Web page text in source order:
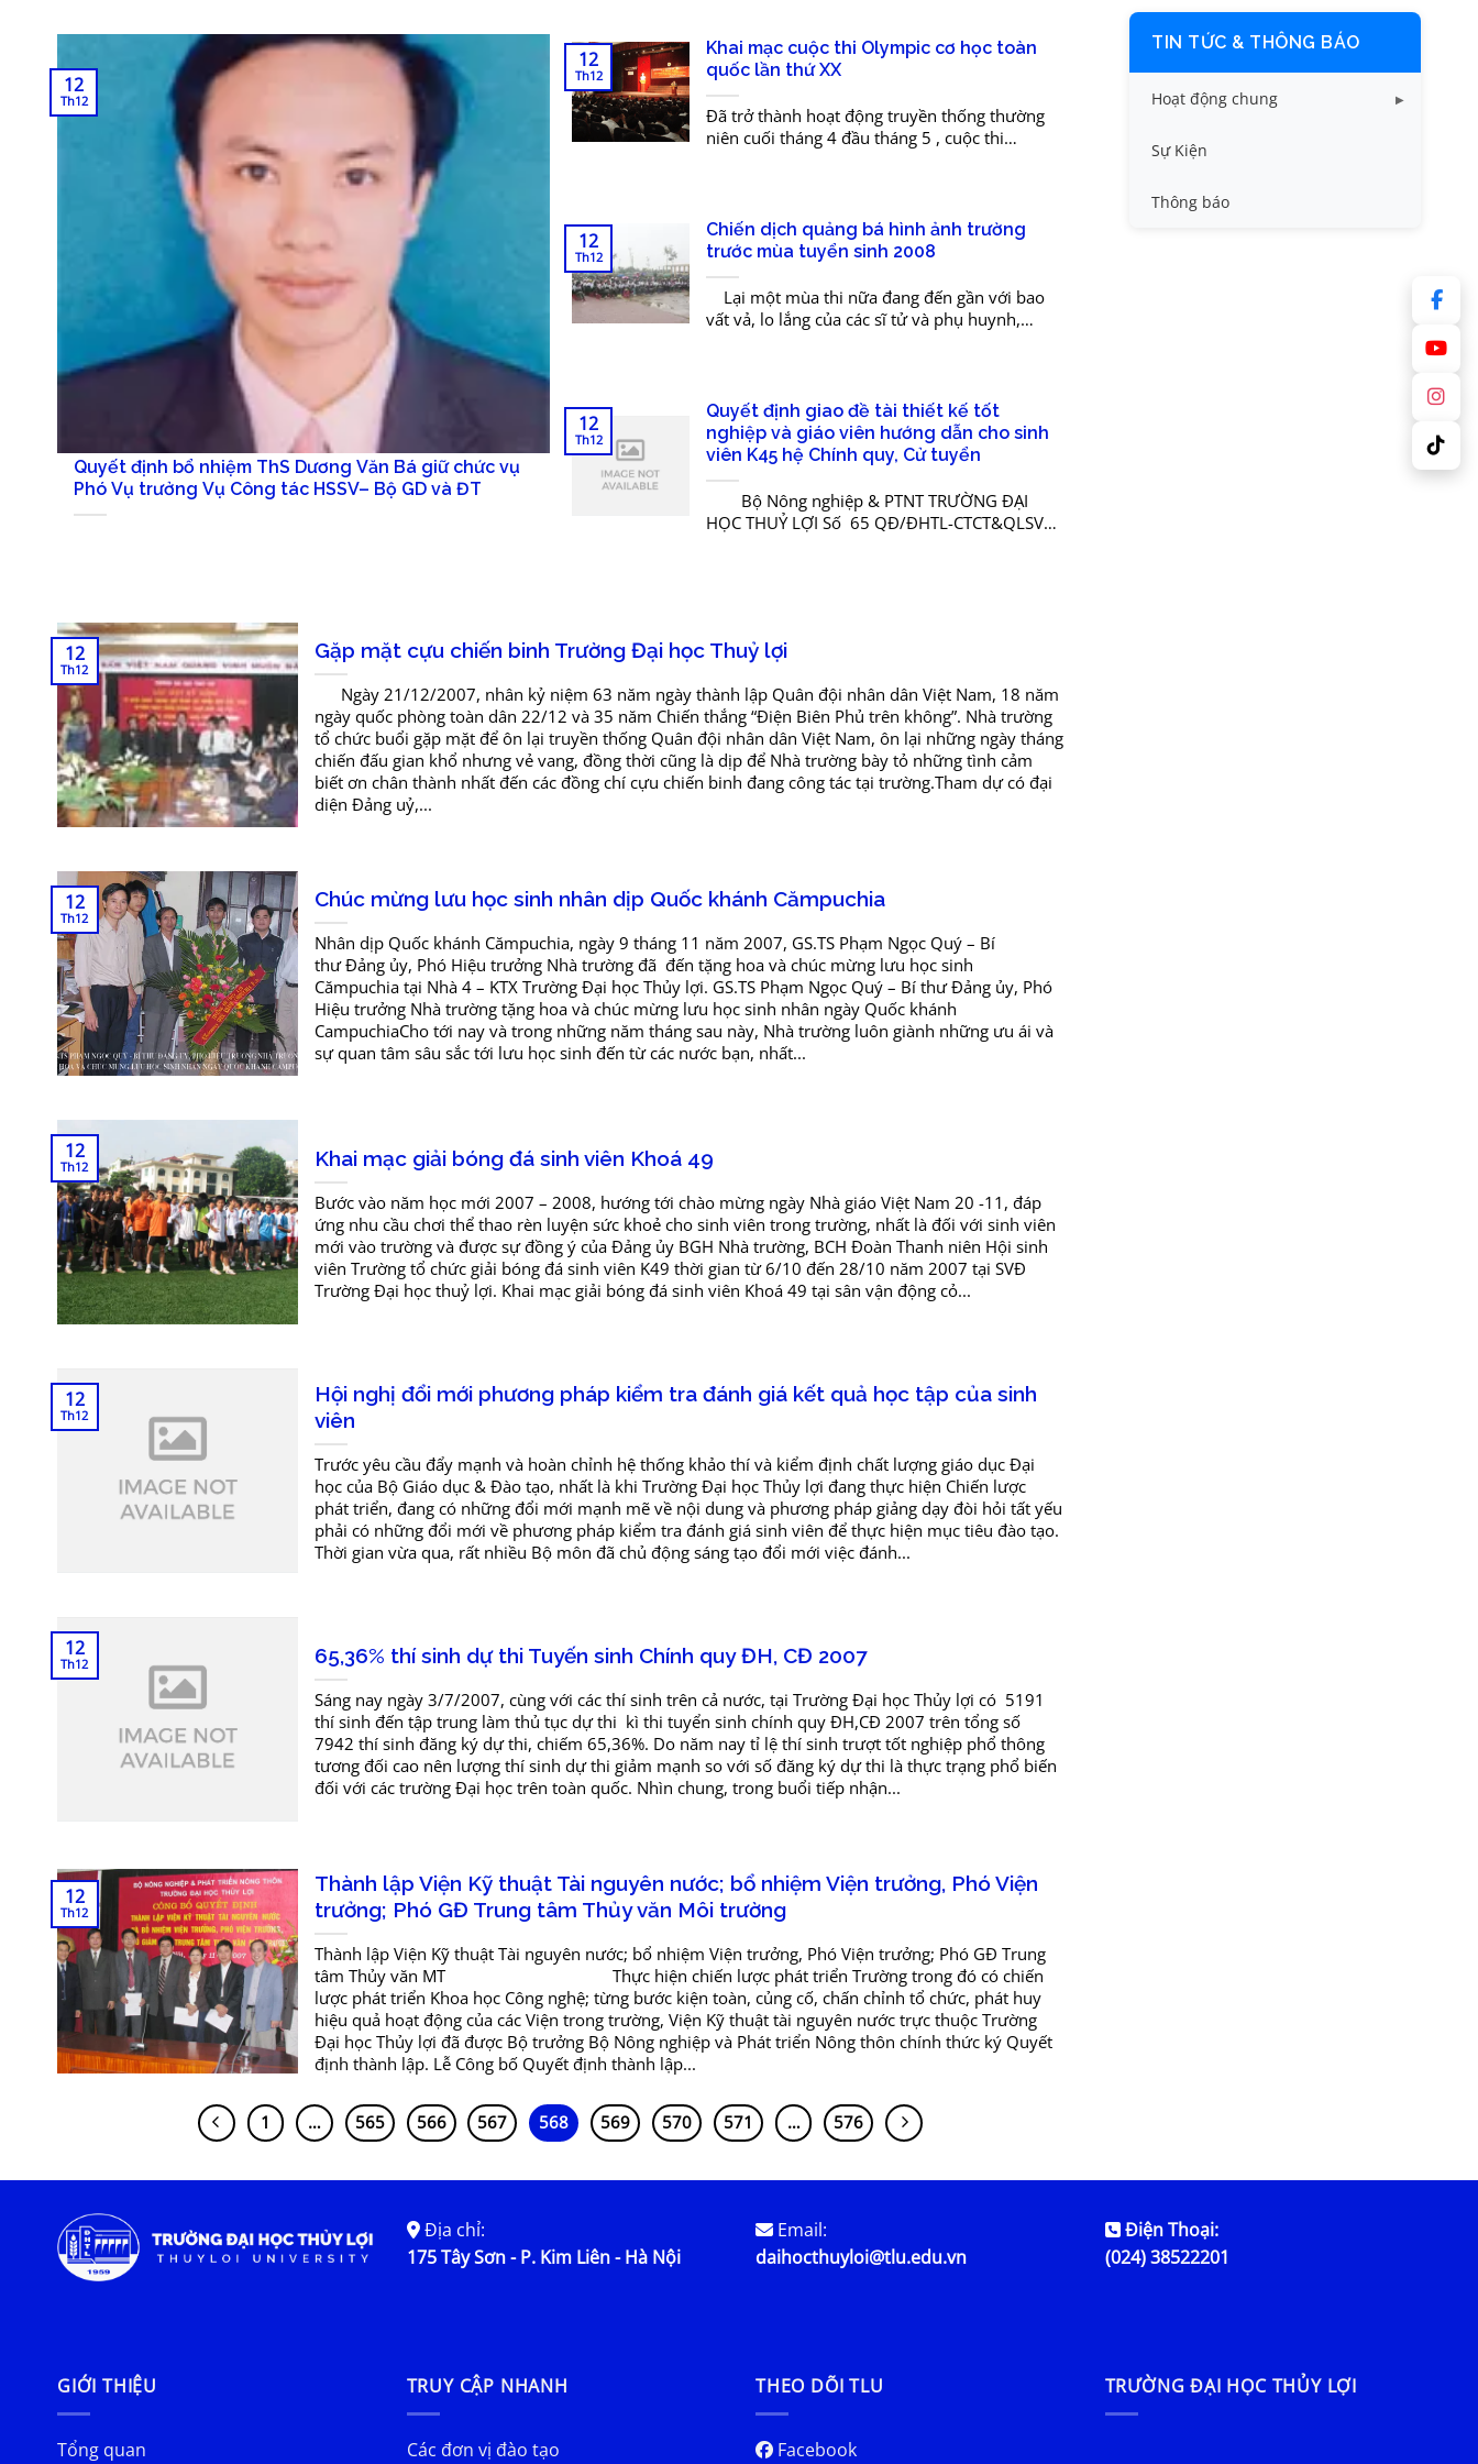
Quyết định bổ nhiệm ThS Dương Văn Bá giữ chức vụ
Phó Vụ trưởng Vụ Công tác HSSV– Bộ GD và ĐT
12
Th12
Khai mạc cuộc thi Olympic cơ học toàn
quốc lần thứ XX
Đã trở thành hoạt động truyền thống thường
niên cuối tháng 4 đầu tháng 5 , cuộc thi
12
Th12
Chiến dịch quảng bá hình ảnh trường
trước mùa tuyển sinh 2008
Lại một mùa thi nữa đang đến gần với bao
vất vả, lo lắng của các sĩ tử và phụ huynh,
12
Th12
Quyết định giao đề tài thiết kế tốt
nghiệp và giáo viên hướng dẫn cho sinh
viên K45 hệ Chính quy, Cử tuyển
Bộ Nông nghiệp & PTNT TRƯỜNG ĐẠI
HỌC THUỶ LỢI Số 65 QĐ/ĐHTL-CTCT&QLSV
12
Th12
Gặp mặt cựu chiến binh Trường Đại học Thuỷ lợi
Ngày 21/12/2007, nhân kỷ niệm 63 năm ngày thành lập Quân đội nhân dân Việt Nam, 18 năm
ngày quốc phòng toàn dân 22/12 và 35 năm Chiến thắng “Điện Biên Phủ trên không”. Nhà trường
tổ chức buổi gặp mặt để ôn lại truyền thống Quân đội nhân dân Việt Nam, ôn lại những ngày tháng
chiến đấu gian khổ nhưng vẻ vang, đồng thời cũng là dịp để Nhà trường bày tỏ những tình cảm
biết ơn chân thành nhất đến các đồng chí cựu chiến binh đang công tác tại trường.Tham dự có đại
diện Đảng uỷ,...
12
Th12
Chúc mừng lưu học sinh nhân dịp Quốc khánh Cămpuchia
Nhân dịp Quốc khánh Cămpuchia, ngày 9 tháng 11 năm 2007, GS.TS Phạm Ngọc Quý – Bí
thư Đảng ủy, Phó Hiệu trưởng Nhà trường đã đến tặng hoa và chúc mừng lưu học sinh
Cămpuchia tại Nhà 4 – KTX Trường Đại học Thủy lợi. GS.TS Phạm Ngọc Quý – Bí thư Đảng ủy, Phó
Hiệu trưởng Nhà trường tặng hoa và chúc mừng lưu học sinh nhân ngày Quốc khánh
CampuchiaCho tới nay và trong những năm tháng sau này, Nhà trường luôn giành những ưu ái và
sự quan tâm sâu sắc tới lưu học sinh đến từ các nước bạn, nhất...
12
Th12
Khai mạc giải bóng đá sinh viên Khoá 49
Bước vào năm học mới 2007 – 2008, hướng tới chào mừng ngày Nhà giáo Việt Nam 20 -11, đáp
ứng nhu cầu chơi thể thao rèn luyện sức khoẻ cho sinh viên trong trường, nhất là đối với sinh viên
mới vào trường và được sự đồng ý của Đảng ủy BGH Nhà trường, BCH Đoàn Thanh niên Hội sinh
viên Trường tổ chức giải bóng đá sinh viên K49 thời gian từ 6/10 đến 28/10 năm 2007 tại SVĐ
Trường Đại học thuỷ lợi. Khai mạc giải bóng đá sinh viên Khoá 49 tại sân vận động cỏ...
12
Th12
Hội nghị đổi mới phương pháp kiểm tra đánh giá kết quả học tập của sinh
viên
Trước yêu cầu đẩy mạnh và hoàn chỉnh hệ thống khảo thí và kiểm định chất lượng giáo dục Đại
học của Bộ Giáo dục & Đào tạo, nhất là khi Trường Đại học Thủy lợi đang thực hiện Chiến lược
phát triển, đang có những đổi mới mạnh mẽ về nội dung và phương pháp giảng dạy đòi hỏi tất yếu
phải có những đổi mới về phương pháp kiểm tra đánh giá sinh viên để thực hiện mục tiêu đào tạo.
Thời gian vừa qua, rất nhiều Bộ môn đã chủ động sáng tạo đổi mới việc đánh...
12
Th12
65,36% thí sinh dự thi Tuyến sinh Chính quy ĐH, CĐ 2007
Sáng nay ngày 3/7/2007, cùng với các thí sinh trên cả nước, tại Trường Đại học Thủy lợi có 5191
thí sinh đến tập trung làm thủ tục dự thi kì thi tuyển sinh chính quy ĐH,CĐ 2007 trên tổng số
7942 thí sinh đăng ký dự thi, chiếm 65,36%. Do năm nay tỉ lệ thí sinh trượt tốt nghiệp phổ thông
tương đối cao nên lượng thí sinh dự thi giảm mạnh so với số đăng ký dự thi là thực trạng phổ biến
đối với các trường Đại học trên toàn quốc. Nhìn chung, trong buổi tiếp nhận...
12
Th12
Thành lập Viện Kỹ thuật Tài nguyên nước; bổ nhiệm Viện trưởng, Phó Viện
trưởng; Phó GĐ Trung tâm Thủy văn Môi trường
Thành lập Viện Kỹ thuật Tài nguyên nước; bổ nhiệm Viện trưởng, Phó Viện trưởng; Phó GĐ Trung
tâm Thủy văn MT Thực hiện chiến lược phát triển Trường trong đó có chiến
lược phát triển Khoa học Công nghệ; từng bước kiện toàn, củng cố, chấn chỉnh tổ chức, phát huy
hiệu quả hoạt động của các Viện trong trường, Viện Kỹ thuật tài nguyên nước trực thuộc Trường
Đại học Thủy lợi đã được Bộ trưởng Bộ Nông nghiệp và Phát triển Nông thôn chính thức ký Quyết
định thành lập. Lễ Công bố Quyết định thành lập...
12
Th12
1 … 565 566 567 568 569 570 571 … 576
TIN TỨC & THÔNG BÁO
Hoạt động chung
Tin công tác sinh viên
Tin đào tạo
Sự Kiện
Thông báo
Địa chỉ:
175 Tây Sơn - P. Kim Liên - Hà Nội
Email:
daihocthuyloi@tlu.edu.vn
Điện Thoại:
(024) 38522201
GIỚI THIỆU
Tổng quan
TRUY CẬP NHANH
Các đơn vị đào tạo
THEO DÕI TLU
Facebook
TRƯỜNG ĐẠI HỌC THỦY LỢI